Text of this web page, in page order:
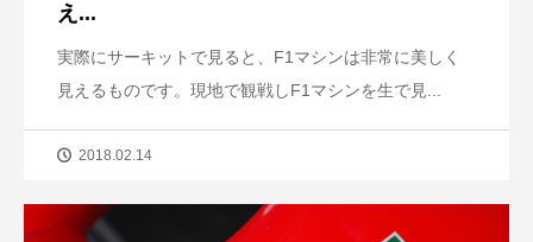
え...
実際にサーキットで見ると、F1マシンは非常に美しく
見えるものです。現地で観戦しF1マシンを生で見...
2018.02.14